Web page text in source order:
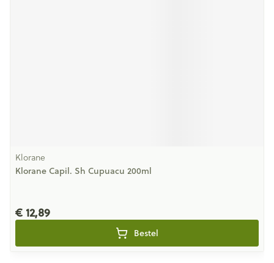
Klorane
Klorane Capil. Sh Cupuacu 200ml
€ 12,89
Bestel